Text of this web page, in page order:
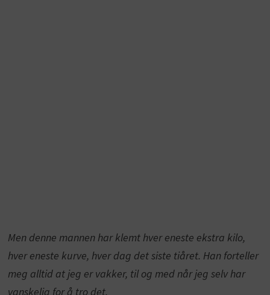
Men denne mannen har klemt hver eneste ekstra kilo,
hver eneste kurve, hver dag det siste tiåret. Han forteller
meg alltid at jeg er vakker, til og med når jeg selv har
vanskelig for å tro det.